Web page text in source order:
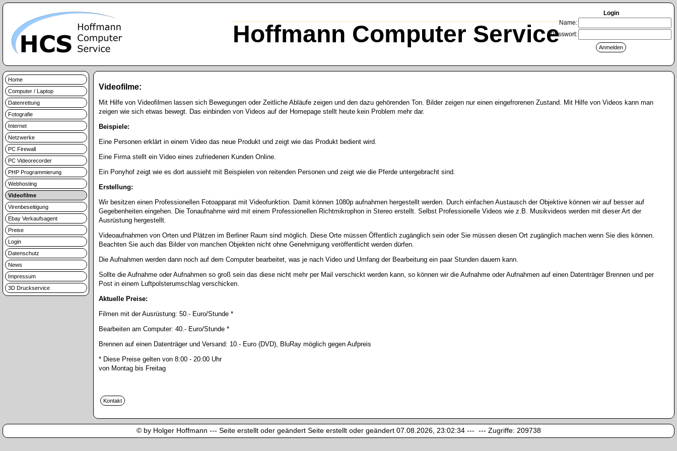
Hoffmann Computer Service
Login
Name:
Passwort:
Home
Computer / Laptop
Datenrettung
Fotografie
Internet
Netzwerke
PC Firewall
PC Videorecorder
PHP Programmierung
Webhosting
Videofilme
Virenbeseitigung
Ebay Verkaufsagent
Preise
Login
Datenschutz
News
Impressum
3D Druckservice
Videofilme:
Mit Hilfe von Videofilmen lassen sich Bewegungen oder Zeitliche Abläufe zeigen und den dazu gehörenden Ton. Bilder zeigen nur einen eingefrorenen Zustand. Mit Hilfe von Videos kann man
zeigen wie sich etwas bewegt. Das einbinden von Videos auf der Homepage stellt heute kein Problem mehr dar.
Beispiele:
Eine Personen erklärt in einem Video das neue Produkt und zeigt wie das Produkt bedient wird.
Eine Firma stellt ein Video eines zufriedenen Kunden Online.
Ein Ponyhof zeigt wie es dort aussieht mit Beispielen von reitenden Personen und zeigt wie die Pferde untergebracht sind.
Erstellung:
Wir besitzen einen Professionellen Fotoapparat mit Videofunktion. Damit können 1080p aufnahmen hergestellt werden. Durch einfachen Austausch der Objektive können wir auf besser auf
Gegebenheiten eingehen. Die Tonaufnahme wird mit einem Professionellen Richtmikrophon in Stereo erstellt. Selbst Professionelle Videos wie z.B. Musikvideos werden mit dieser Art der
Ausrüstung hergestellt.
Videoaufnahmen von Orten und Plätzen im Berliner Raum sind möglich. Diese Orte müssen Öffentlich zugänglich sein oder Sie müssen diesen Ort zugänglich machen wenn Sie dies können.
Beachten Sie auch das Bilder von manchen Objekten nicht ohne Genehmigung veröffentlicht werden dürfen.
Die Aufnahmen werden dann noch auf dem Computer bearbeitet, was je nach Video und Umfang der Bearbeitung ein paar Stunden dauern kann.
Sollte die Aufnahme oder Aufnahmen so groß sein das diese nicht mehr per Mail verschickt werden kann, so können wir die Aufnahme oder Aufnahmen auf einen Datenträger Brennen und per
Post in einem Luftpolsterumschlag verschicken.
Aktuelle Preise:
Filmen mit der Ausrüstung: 50.- Euro/Stunde *
Bearbeiten am Computer: 40.- Euro/Stunde *
Brennen auf einen Datenträger und Versand: 10.- Euro (DVD), BluRay möglich gegen Aufpreis
* Diese Preise gelten von 8:00 - 20:00 Uhr
von Montag bis Freitag
© by Holger Hoffmann --- Seite erstellt oder geändert Seite erstellt oder geändert 07.08.2026, 23:02:34 --- --- Zugriffe: 209738